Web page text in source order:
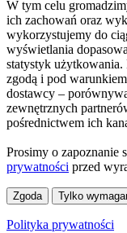
W tym celu
ich zachowań oraz
wykorzystujemy do
wyświetlania
statystyk
zgodą i pod
dostawcy –
zewnętrznych
pośrednictwem ich
Prosimy o zapoznanie
prywatności przed
Zgoda Tylko
Polityka prywatności